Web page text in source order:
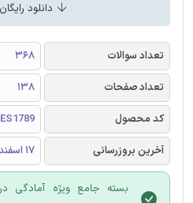
دانلود
تعداد سوالات
368
تعداد صفحات
138
کد محصول
ES1789
آخرین بروزرسانی
17 اسفند 1404
بسته جامع ویژه آمادگی